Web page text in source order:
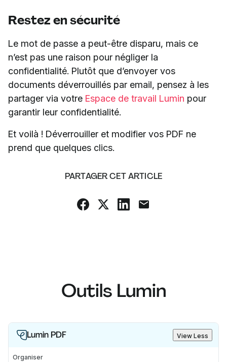
Restez en sécurité
Le mot de passe a peut-être disparu, mais ce
n’est pas une raison pour négliger la
confidentialité. Plutôt que d’envoyer vos
documents déverrouillés par email, pensez à les
partager via votre Espace de travail Lumin pour
garantir leur confidentialité.
Et voilà ! Déverrouiller et modifier vos PDF ne
prend que quelques clics.
PARTAGER CET ARTICLE
Outils Lumin
Lumin PDF View Less
Organiser